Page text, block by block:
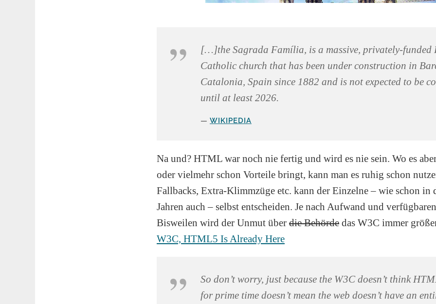
[…]the Sagrada Família, is a massive, privately-funded
Catholic church that has been under construction in
Catalonia, Spain since 1882 and is not expected to be
until at least 2026.
WIKIPEDIA
Na und? HTML war noch nie fertig und wird es nie sein. Wo es
oder vielmehr schon Vorteile bringt, kann man es ruhig schon
Fallbacks, Extra-Klimmzüge etc. kann der Einzelne – wie schon in
Jahren auch – selbst entscheiden. Je nach Aufwand und
Bisweilen wird der Unmut über die Behörde das W3C immer
W3C, HTML5 Is Already Here
So don’t worry, just because the W3C doesn’t think
for prime time doesn’t mean the web doesn’t have an